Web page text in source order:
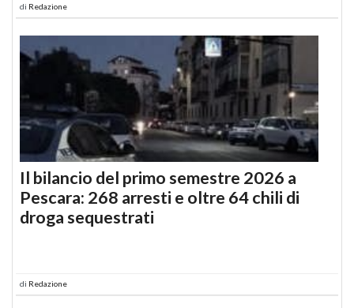
di Redazione
Il bilancio del primo semestre 2026 a
Pescara: 268 arresti e oltre 64 chili di
droga sequestrati
di Redazione